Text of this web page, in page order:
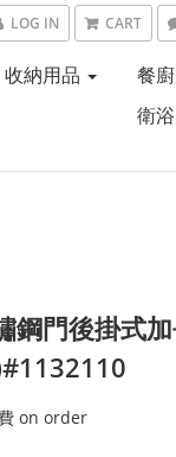
LOG IN CART
收納用品 餐
衛
鋼門後掛式
on order